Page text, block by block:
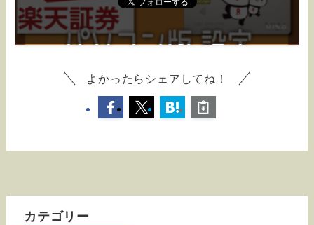
よかったらシェアしてね！
カテゴリー